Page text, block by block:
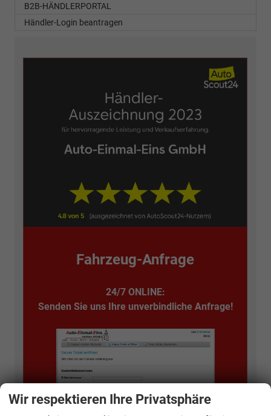
B2B-HÄNDLERPORTAL
Händler-Login beantragen
Fahrzeug-Anfrage
24/7 ONLINE:
Senden Sie uns Ihre unverbindliche Anfrage!
Wir respektieren Ihre Privatsphäre